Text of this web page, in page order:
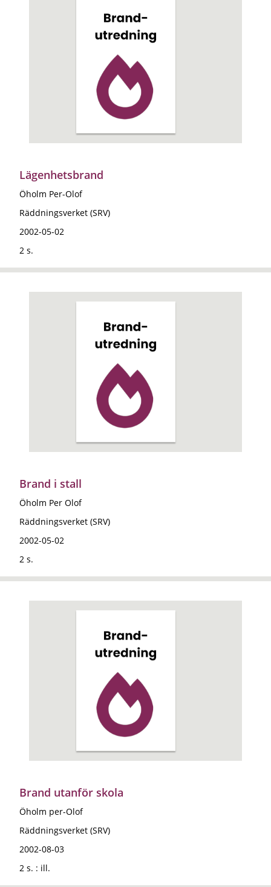
Lägenhetsbrand
Öholm Per-Olof
Räddningsverket (SRV)
2002-05-02
2 s.
Brand i stall
Öholm Per Olof
Räddningsverket (SRV)
2002-05-02
2 s.
Brand utanför skola
Öholm per-Olof
Räddningsverket (SRV)
2002-08-03
2 s. : ill.